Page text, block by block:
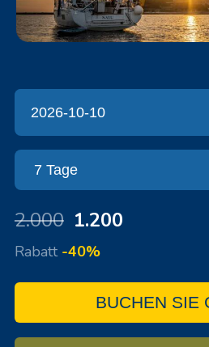
2.000 1.200
Rabatt -40%
BUCHEN SIE